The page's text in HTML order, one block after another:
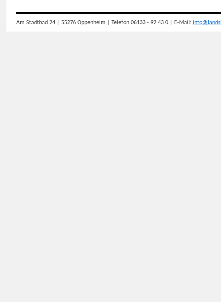
Am Stadtbad 24 | 55276 Oppenheim | Telefon 06133 - 92 43 0 | E-Mail: